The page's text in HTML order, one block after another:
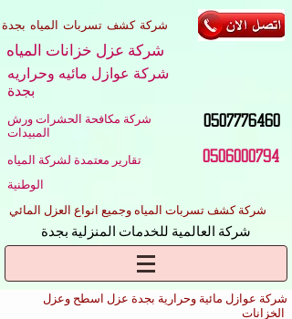
شركة كشف تسربات المياه بجدة
شركة عزل خزانات المياه
شركة عوازل مائيه وحراريه
بجدة
شركة مكافحة الحشرات ورش
المبيدات
تقارير معتمدة لشركة المياه
الوطنية
0507776460
0506000794
شركة العالمية للخدمات المنزلية بجدة
شركة عوازل مائية وحرارية بجدة عزل اسطح وعزل